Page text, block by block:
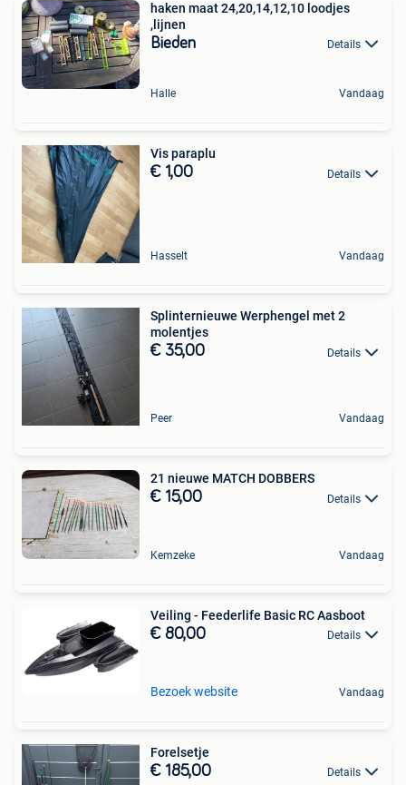
haken maat 24,20,14,12,10 loodjes
,lijnen
Bieden Details
Halle Vandaag
Vis paraplu
€ 1,00 Details
Hasselt Vandaag
Splinternieuwe Werphengel met 2
molentjes
€ 35,00 Details
Peer Vandaag
21 nieuwe MATCH DOBBERS
€ 15,00 Details
Kemzeke Vandaag
Veiling - Feederlife Basic RC Aasboot
€ 80,00 Details
Bezoek website Vandaag
Forelsetje
€ 185,00 Details